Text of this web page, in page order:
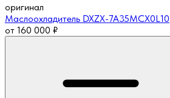
оригинал
Маслоохладитель DXZX-7A35MCX0L10
от 160 000 ₽